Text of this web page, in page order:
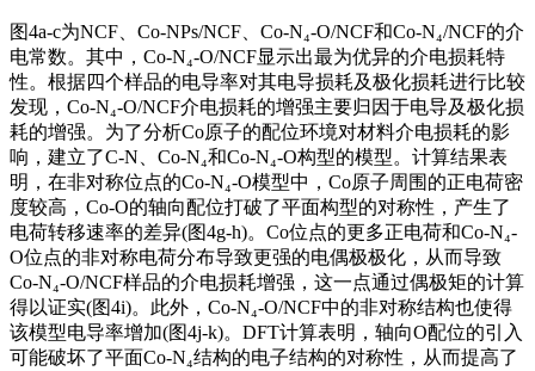
图4a-c为NCF、Co-NPs/NCF、Co-N₄-O/NCF和Co-N₄/NCF的介
电常数。其中，Co-N₄-O/NCF显示出最为优异的介电损耗特
性。根据四个样品的电导率对其电导损耗及极化损耗进行比较
发现，Co-N₄-O/NCF介电损耗的增强主要归因于电导及极化损
耗的增强。为了分析Co原子的配位环境对材料介电损耗的影
响，建立了C-N、Co-N₄和Co-N₄-O构型的模型。计算结果表
明，在非对称位点的Co-N₄-O模型中，Co原子周围的正电荷密
度较高，Co-O的轴向配位打破了平面构型的对称性，产生了
电荷转移速率的差异(图4g-h)。Co位点的更多正电荷和Co-N₄-
O位点的非对称电荷分布导致更强的电偶极极化，从而导致
Co-N₄-O/NCF样品的介电损耗增强，这一点通过偶极矩的计算
得以证实(图4i)。此外，Co-N₄-O/NCF中的非对称结构也使得
该模型电导率增加(图4j-k)。DFT计算表明，轴向O配位的引入
可能破坏了平面Co-N₄结构的电子结构的对称性，从而提高了